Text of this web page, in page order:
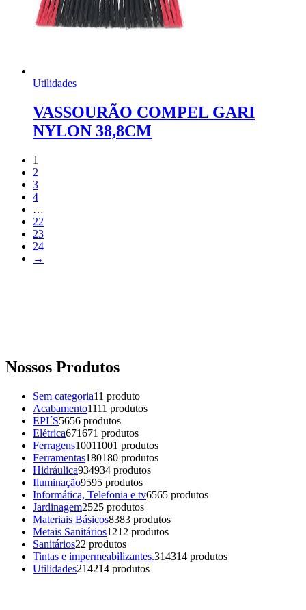
Utilidades
VASSOURÃO COMPEL GARI
NYLON 38,8CM
1
2
3
4
…
22
23
24
→
Nossos Produtos
Sem categoria11 produto
Acabamento1111 produtos
EPI´S5656 produtos
Elétrica671671 produtos
Ferragens10011001 produtos
Ferramentas180180 produtos
Hidráulica934934 produtos
Iluminação9595 produtos
Informática, Telefonia e tv6565 produtos
Jardinagem2525 produtos
Materiais Básicos8383 produtos
Metais Sanitários1212 produtos
Sanitários22 produtos
Tintas e impermeabilizantes.314314 produtos
Utilidades214214 produtos